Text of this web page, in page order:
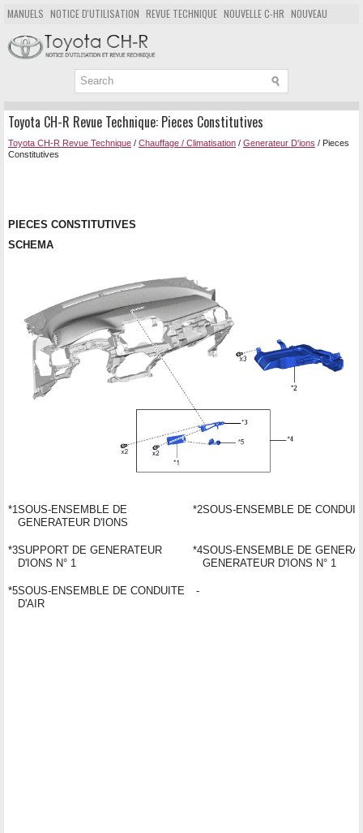
MANUELS NOTICE D'UTILISATION REVUE TECHNIQUE NOUVELLE C-HR NOUVEAU
POPULAIRE
PLAN DU SITE CHERCHER
Toyota CH-R Revue Technique: Pieces Constitutives
Toyota CH-R Revue Technique / Chauffage / Climatisation / Generateur D'ions / Pieces
Constitutives
PIECES CONSTITUTIVES
SCHEMA
*1SOUS-ENSEMBLE DE
GENERATEUR D'IONS
*2SOUS-ENSEMBLE DE
*3SUPPORT DE GENERATEUR
D'IONS N° 1
*4SOUS-ENSEMBLE DE
GENERATEUR D'IONS N° 1
*5SOUS-ENSEMBLE DE CONDUITE
D'AIR
-